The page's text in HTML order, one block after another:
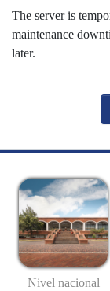
The server is
maintenance
later.
Nivel nacional